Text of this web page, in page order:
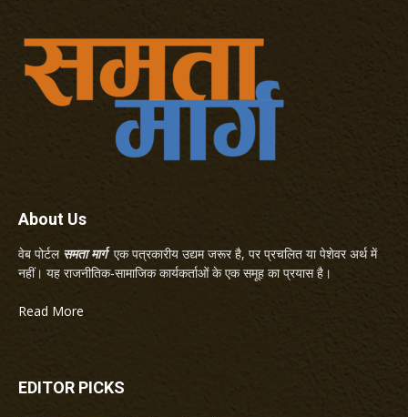
About Us
वेब पोर्टल समता मार्गएक पत्रकारीय उद्यम जरूर है, पर प्रचलित या पेशेवर अर्थ में
नहीं। यह राजनीतिक-सामाजिक कार्यकर्ताओं के एक समूह का प्रयास है।
Read More
EDITOR PICKS